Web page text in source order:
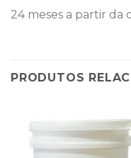
24 meses a partir da
PRODUTOS